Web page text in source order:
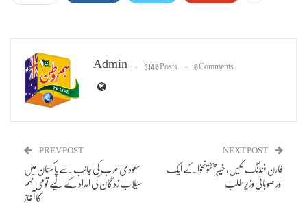
Admin 3140 Posts 0 Comments
PREV POST
سعودی عرب کی جانب سے پاکستان میں
سیلاب زدگان کی امداد کے لیے قومی مہم
کا آغاز
NEXT POST
فارن فنڈنگ کیس، خیبر پختونخوا کے ایک
اور صوبائی وزیر طلب